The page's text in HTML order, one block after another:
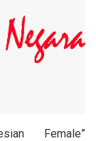
Female”